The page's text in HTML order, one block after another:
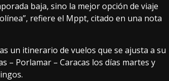
baja, sino la mejor opción de viaje
refiere el Mppt, citado en una nota
un itinerario de vuelos que se ajusta a su
– Porlamar – Caracas los días martes y